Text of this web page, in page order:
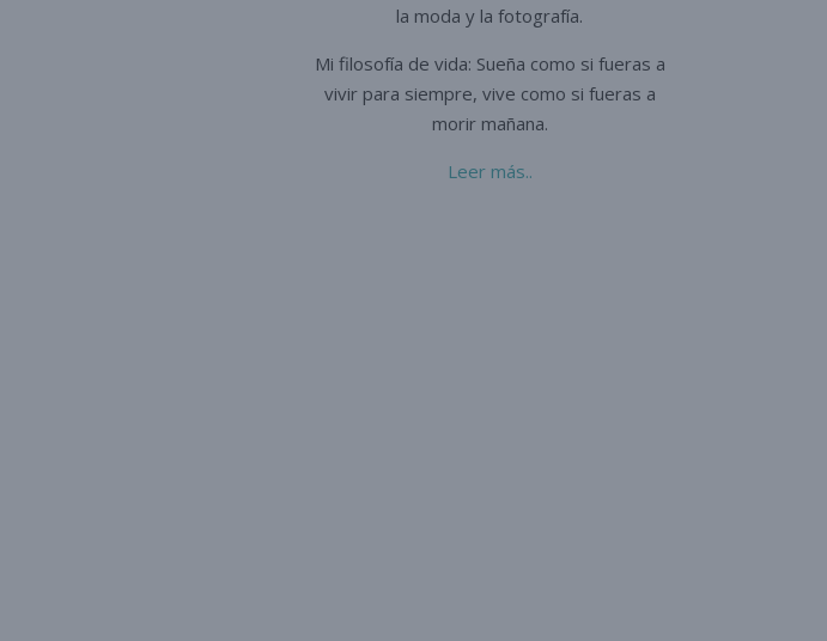
la moda y la fotografía.
Mi filosofía de vida: Sueña como si fueras a
vivir para siempre, vive como si fueras a
morir mañana.
Leer más..